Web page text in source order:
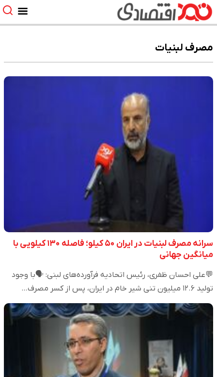
مصرف لبنیات
سرانه مصرف لبنیات در ایران ۵۰ کیلو؛ فاصله ۱۳۰ کیلویی با
میانگین جهانی
💬علی احسان ظفری، رئیس اتحادیه فرآورده‌های لبنی: 🗣️با وجود
تولید ۱۲.۶ میلیون تنی شیر خام در ایران، پس از کسر مصرف…